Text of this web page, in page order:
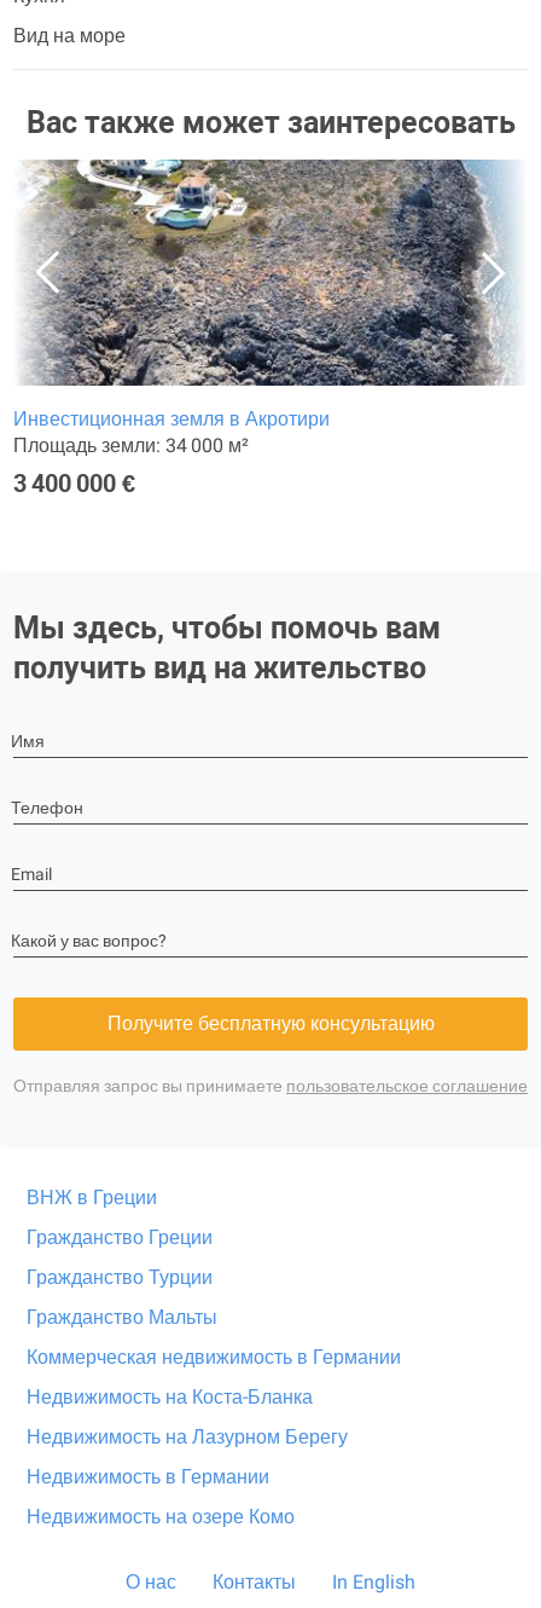
Вид на море
Вас также может заинтересовать
Инвестиционная земля в Акротири
Площадь земли: 34 000 м²
3 400 000 €
Мы здесь, чтобы помочь вам
получить вид на жительство
Имя
Телефон
Email
Какой у вас вопрос?
Получите бесплатную консультацию
Отправляя запрос вы принимаете пользовательское соглашение
ВНЖ в Греции
Гражданство Греции
Гражданство Турции
Гражданство Мальты
Коммерческая недвижимость в Германии
Недвижимость на Коста-Бланка
Недвижимость на Лазурном Берегу
Недвижимость в Германии
Недвижимость на озере Комо
О нас Контакты In English